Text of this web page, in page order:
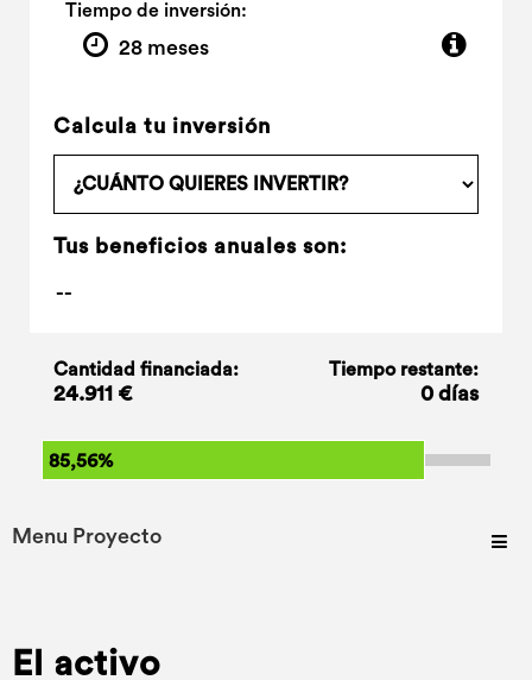
Tiempo de inversión:
28 meses
Calcula tu inversión
Tus beneficios anuales son:
Cantidad financiada:
24.911 €
Tiempo restante:
0 días
85,56%
Menu Proyecto
El activo